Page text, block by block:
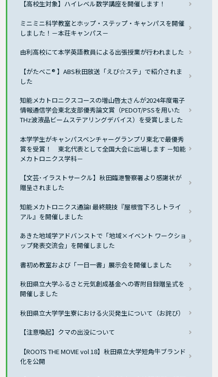
【高校生対象】ハイレベル数学講座を開催します！
ミニミニ科学教室とホップ・ステップ・キャンパスを開催
しました！－本荘キャンパス－
由利高校にて本学英語教員による出張授業が行われました
【がたべこ® 】ABS秋田放送「えび☆ステ」で紹介されま
した
知能メカトロニクスコースの増山啓太さんが2024年度電子
情報通信学会東北支部優秀論文賞（PEDOT/PSSを用いた
THz波液晶ビームステアリングデバイス）を受賞しました
本学学生がキャンパスベンチャーグランプリ東北で最優秀
賞を受賞！ 東北代表として全国大会に出場します －知能
メカトロニクス学科－
【文芸･イラストサークル】秋田臨港警察署より感謝状が
贈呈されました
知能メカトロニクス通論I 最終競技『屋根雪下ろしトライ
アル』を開催しました
あきた地域学アドバンストで「地域×イベント ワークショ
ップ発表交流会」を開催しました
書初め教室および「一日一書」展示会を開催しました
秋田県立大学ふるさと元気創成基金への寄附目録贈呈式を
開催しました
秋田県立大学学生寮における火災発生について（お詫び）
【注意喚起】クマの出没について
【ROOTS THE MOVIE vol 18】秋田県立大学短角牛ブランド
化を公開